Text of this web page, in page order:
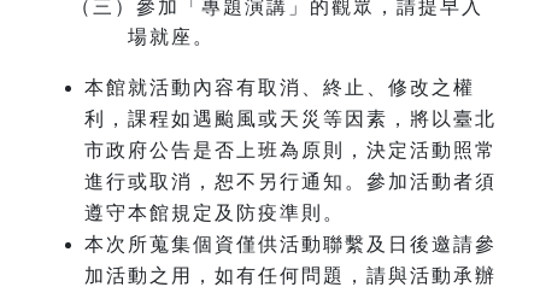
（三）參加「專題演講」的觀眾，請提早入
場就座。
本館就活動內容有取消、終止、修改之權
利，課程如遇颱風或天災等因素，將以臺北
市政府公告是否上班為原則，決定活動照常
進行或取消，恕不另行通知。參加活動者須
遵守本館規定及防疫準則。
本次所蒐集個資僅供活動聯繫及日後邀請參
加活動之用，如有任何問題，請與活動承辦